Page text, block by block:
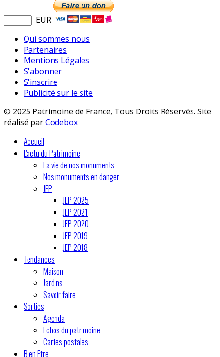
EUR
Qui sommes nous
Partenaires
Mentions Légales
S'abonner
S'inscrire
Publicité sur le site
© 2025 Patrimoine de France, Tous Droits Réservés. Site
réalisé parCodebox
Accueil
L'actu du Patrimoine
La vie de nos monuments
Nos monuments en danger
JEP
JEP 2025
JEP 2021
JEP 2020
JEP 2019
JEP 2018
Tendances
Maison
Jardins
Savoir faire
Sorties
Agenda
Echos du patrimoine
Cartes postales
Bien Etre